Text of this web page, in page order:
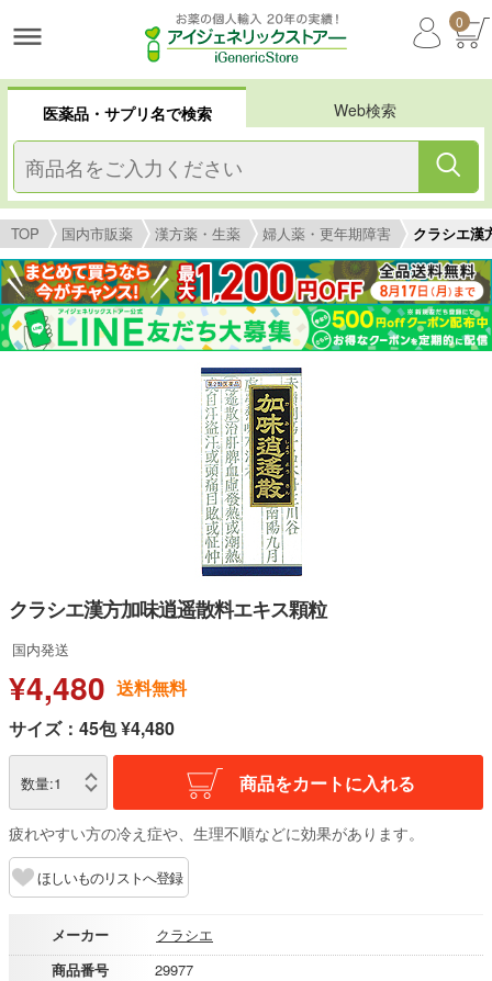
0
医薬品・サプリ名で検索 Web検索
TOP 国内市販薬 漢方薬・生薬 婦人薬・更年期障害 クラシエ漢
クラシエ漢方加味逍遥散料エキス顆粒
国内発送
¥4,480 送料無料
サイズ：45包 ¥4,480
数量:1 商品をカートに入れる
疲れやすい方の冷え症や、生理不順などに効果があります。
ほしいものリストへ登録
メーカー
クラシエ
商品番号
29977